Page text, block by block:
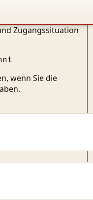
Zugangssituation
wenn Sie die